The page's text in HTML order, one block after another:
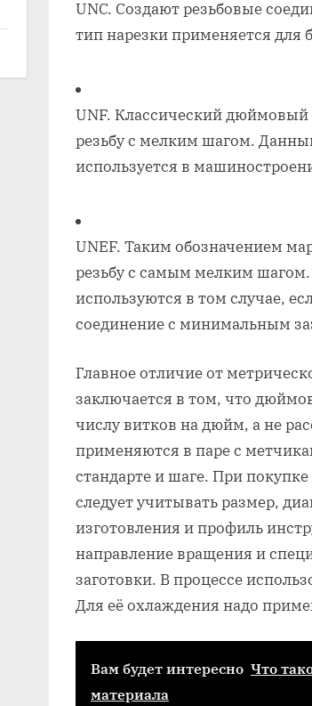
UNC. Создают резьбовые
тип нарезки применяется для
UNF. Классический
резьбу с мелким шагом.
используется в
UNEF. Таким обозначением
резьбу с самым мелким
используются в том случае,
соединение с минимальным
Главное отличие от
заключается в том, что
числу витков на дюйм, а не
применяются в паре с
стандарте и шаге. При
следует учитывать размер,
изготовления и профиль
направление вращения и
заготовки. В процессе
Для её охлаждения надо
Вам будет интересно Что
материала